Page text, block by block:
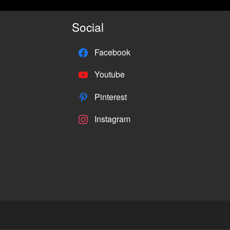
Social
Facebook
Youtube
Pinterest
Instagram